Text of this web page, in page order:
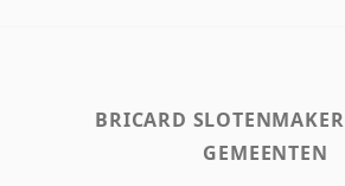
BRICARD
GEMEENTEN